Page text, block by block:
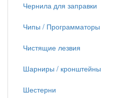
Чернила для заправки
Чипы / Программаторы
Чистящие лезвия
Шарниры / кронштейны
Шестерни